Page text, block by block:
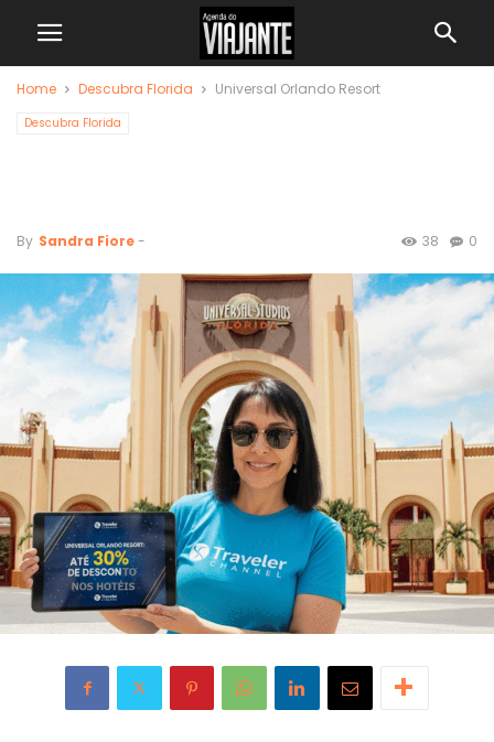
Home Descubra Florida Universal Orlando Resort
Descubra Florida
By Sandra Fiore- 0
38